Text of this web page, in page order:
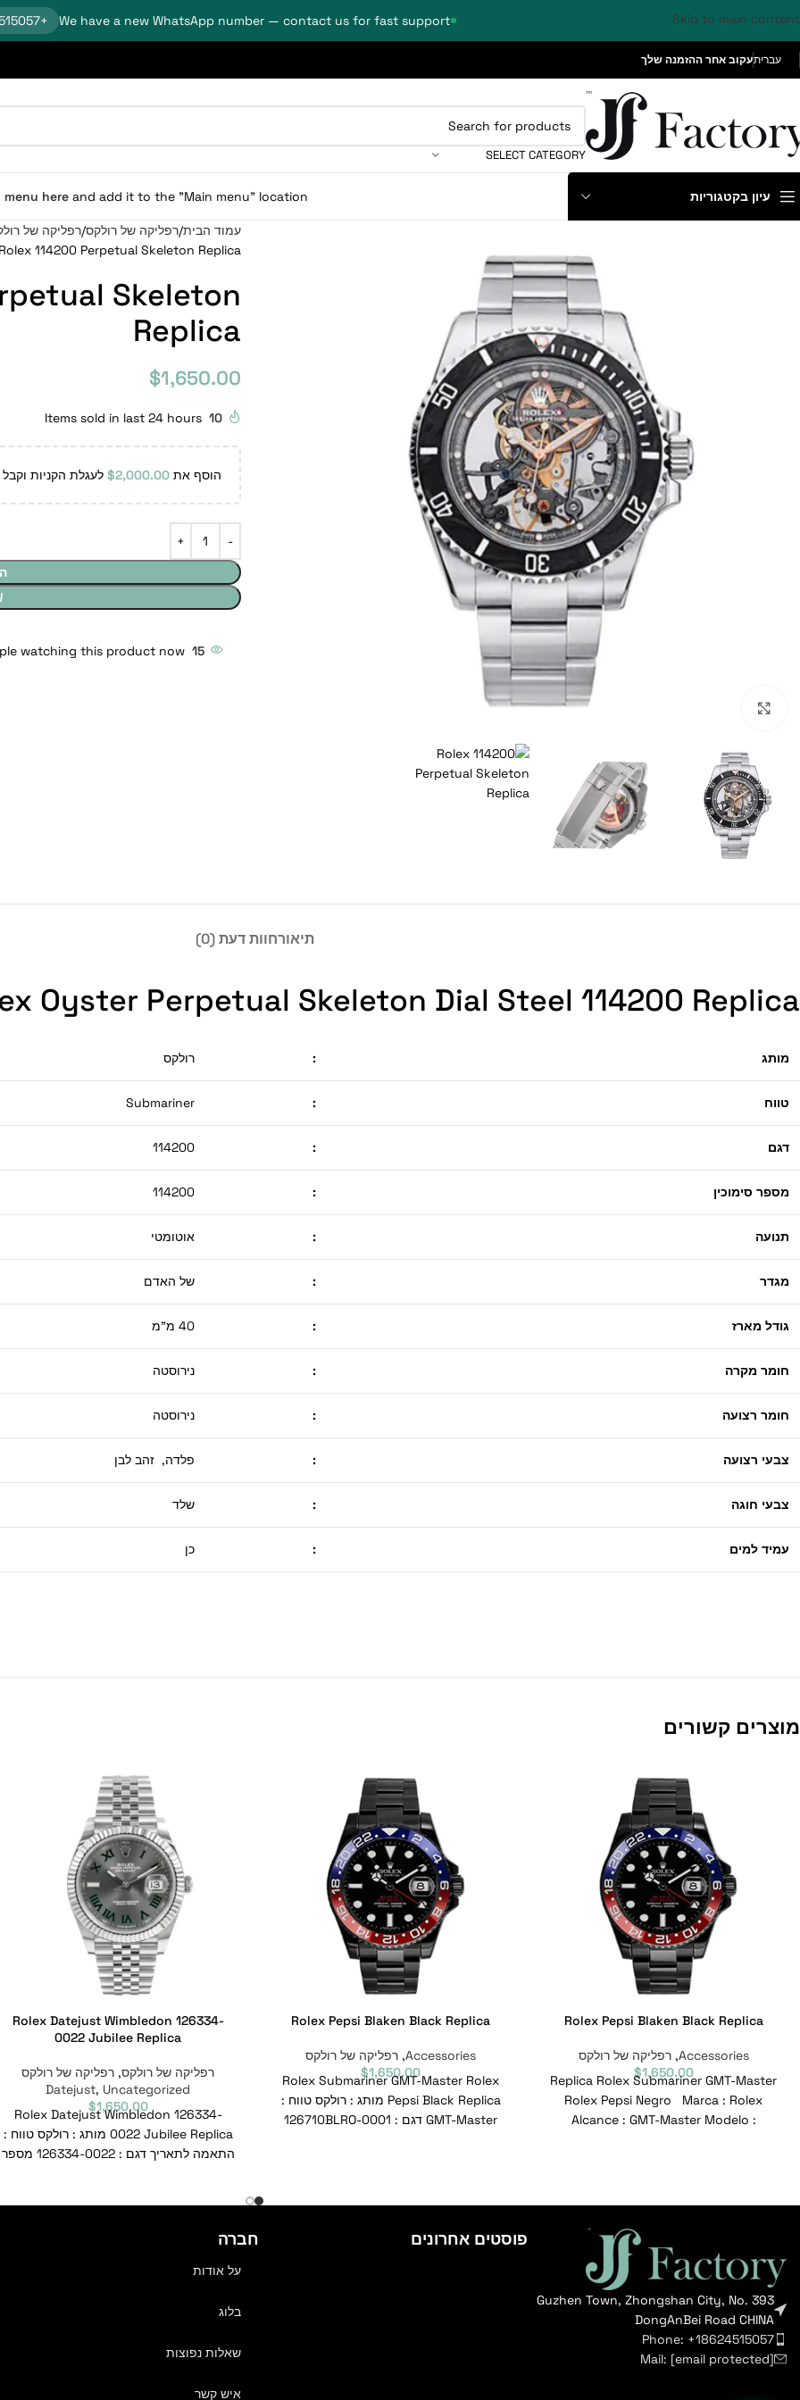
We have a new WhatsApp number — contact us for fast support
+18624515057 Skip to main content
עבריתעקוב אחר ההזמנה שלך
SELECT CATEGORY
עיון בקטגוריות here and add it to the "Main menu" location.
עמוד הבית רפליקה של רולקס רפליקה של
114200 Perpetual Skeleton Replica
Skeleton
Replica
$1,650.00
10
Items sold in last 24 hours
הוסף את $2,000.00 לעגלת הקניות
15
watching this product now!
תיאורחוות דעת (0)
Oyster Perpetual Skeleton Dial Steel 114200 Replica
מותג : רולקס
טווח :
Submariner
דגם :
114200
מספר סימוכין :
114200
תנועה : אוטומטי
מגדר : של האדם
גודל מארז : 40 מ"מ
חומר מקרה : נירוסטה
חומר רצועה : נירוסטה
צבעי רצועה : פלדה, זהב לבן
צבעי חוגה : שלד
עמיד למים : כן
מוצרים קשורים
Rolex Pepsi Blaken Black Replica
Accessories
,רפליקה של רולקס
$1,650.00
Replica Rolex Submariner GMT-Master
Rolex Pepsi Negro Marca : Rolex
Alcance : GMT-Master Modelo :
Rolex Pepsi Blaken Black Replica
Accessories
, רפליקה של רולקס
$1,650.00
Rolex Submariner GMT-Master Rolex
Pepsi Black Replica מותג : רולקס טווח :
GMT-Master דגם : 126710BLRO-0001
Rolex Datejust Wimbledon 126334-
0022 Jubilee Replica
רפליקה של רולקס, רפליקה של רולקס
Datejust, Uncategorized
$1,650.00
Rolex Datejust Wimbledon 126334-
0022 Jubilee Replica מותג : רולקס טווח :
התאמה לתאריך דגם : 126334-0022 מספר
Guzhen Town, Zhongshan City, No. 393
DongAnBei Road CHINA
Phone: +18624515057
Mail: [email protected]
פוסטים אחרונים חברה
על אודות
בלוג
שאלות נפוצות
איש קשר